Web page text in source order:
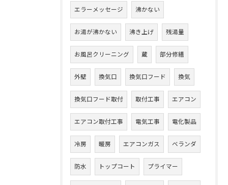
エラーメッセージ 沸かない
お湯が沸かない 沸き上げ 残湯量
お風呂クリーニング 蔵 部分修繕
外壁 換気口 換気口フード 換気
換気口フード取付 取付工事 エアコン
エアコン取付工事 電気工事 電化製品
冷房 暖房 エアコンガス ベランダ
防水 トップコート プライマー